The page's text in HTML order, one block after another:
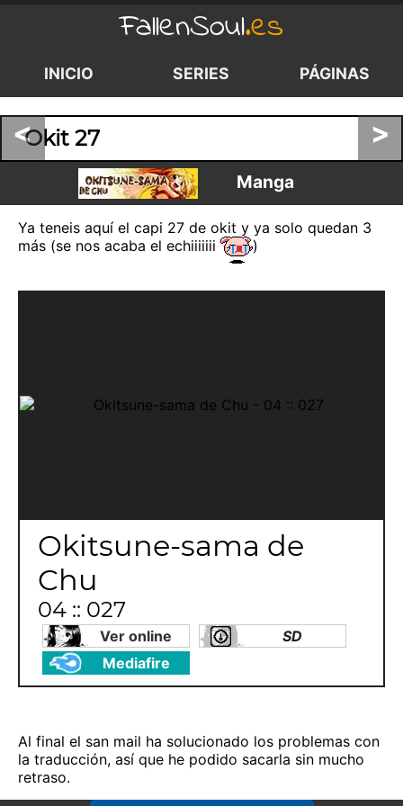
FallenSoul.es
INICIO SERIES PÁGINAS
< >
Okit 27
Manga
Ya teneis aquí el capi 27 de okit y ya solo quedan 3
más (se nos acaba el echiiiiiii
)
Okitsune-sama de
Chu
04 :: 027
Ver online
SD
Mediafire
Al final el san mail ha solucionado los problemas con
la traducción, así que he podido sacarla sin mucho
retraso.